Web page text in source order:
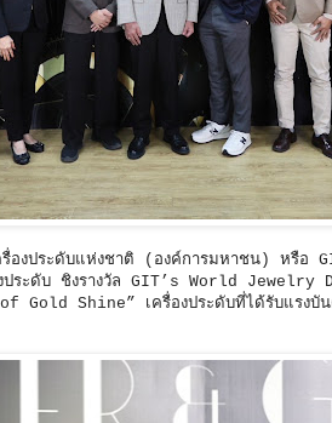
องประดับแห่งชาติ (องค์การมหาชน) หรือ
องประดับ ชิงรางวัล GIT’s World
Shine” เครื่องประดับที่ได้รับแรงบันด